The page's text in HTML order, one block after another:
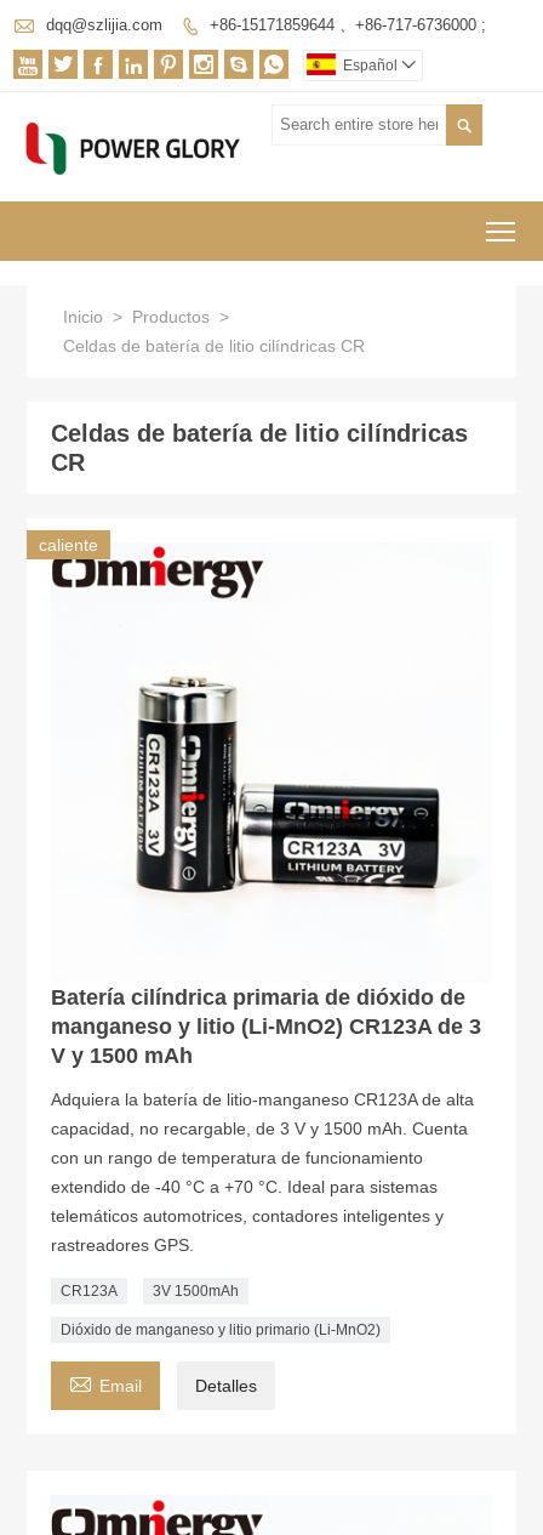
 dqq@szlijia.com  +86-15171859644 、+86-717-6736000 ;
        Español 

Inicio > Productos >
Celdas de batería de litio cilíndricas CR
Celdas de batería de litio cilíndricas
CR
caliente
Batería cilíndrica primaria de dióxido de
manganeso y litio (Li-MnO2) CR123A de 3
V y 1500 mAh
Adquiera la batería de litio-manganeso CR123A de alta
capacidad, no recargable, de 3 V y 1500 mAh. Cuenta
con un rango de temperatura de funcionamiento
extendido de -40 °C a +70 °C. Ideal para sistemas
telemáticos automotrices, contadores inteligentes y
rastreadores GPS.
CR123A 3V 1500mAh
Dióxido de manganeso y litio primario (Li-MnO2)
 Email Detalles